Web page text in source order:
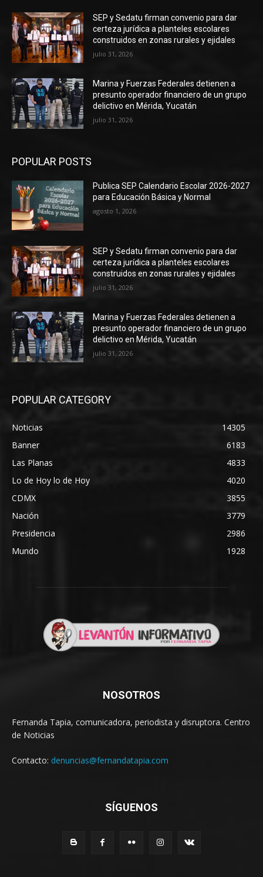
SEP y Sedatu firman convenio para dar
certeza jurídica a planteles escolares
construidos en zonas rurales y ejidales
julio 31, 2026
Marina y Fuerzas Federales detienen a
presunto operador financiero de un grupo
delictivo en Mérida, Yucatán
julio 31, 2026
POPULAR POSTS
Publica SEP Calendario Escolar 2026-2027
para Educación Básica y Normal
agosto 1, 2026
SEP y Sedatu firman convenio para dar
certeza jurídica a planteles escolares
construidos en zonas rurales y ejidales
julio 31, 2026
Marina y Fuerzas Federales detienen a
presunto operador financiero de un grupo
delictivo en Mérida, Yucatán
julio 31, 2026
POPULAR CATEGORY
Noticias
14305
Banner
6183
Las Planas
4833
Lo de Hoy lo de Hoy
4020
CDMX
3855
Nación
3779
Presidencia
2986
Mundo
1928
NOSOTROS
Fernanda Tapia, comunicadora, periodista y disruptora. Centro
de Noticias
Contacto: denuncias@fernandatapia.com
SÍGUENOS